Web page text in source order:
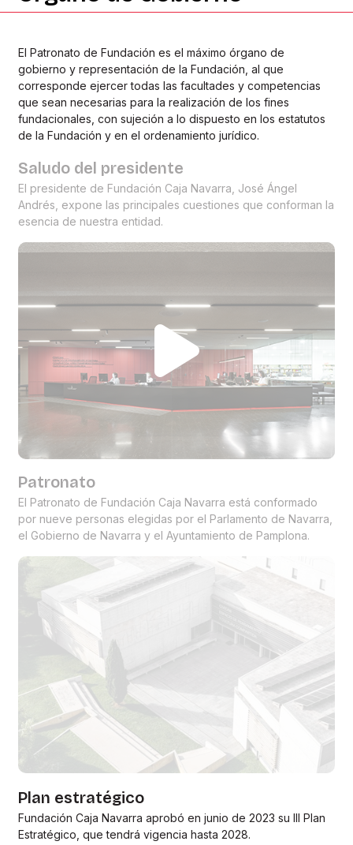
gobierno y representación de la Fundación, al que
corresponde ejercer todas las facultades y competencias
que sean necesarias para la realización de los fines
fundacionales, con sujeción a lo dispuesto en los estatutos
de la Fundación y en el ordenamiento jurídico.
El presidente de Fundación Caja Navarra, José Ángel
Andrés, expone las principales cuestiones que conforman la
esencia de nuestra entidad.
El Patronato de Fundación Caja Navarra está conformado
por nueve personas elegidas por el Parlamento de Navarra,
el Gobierno de Navarra y el Ayuntamiento de Pamplona.
Fundación Caja Navarra aprobó en junio de 2023 su III Plan
Estratégico, que tendrá vigencia hasta 2028.